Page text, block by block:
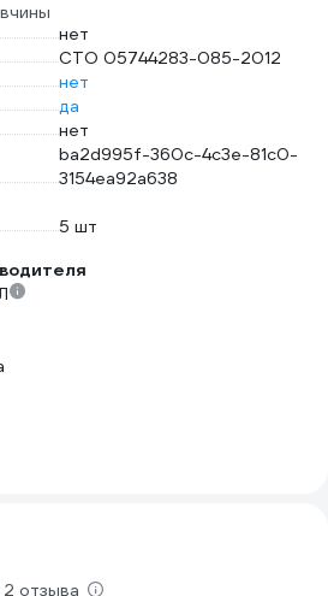
нет
СТО 05744283-085-2012
нет
да
нет
ba2d995f-360c-4c3e-81c0-
3154ea92a638
5 шт
2 отзыва